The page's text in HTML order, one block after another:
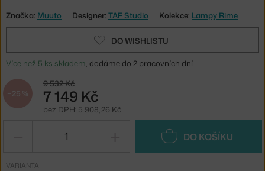
Značka: Muuto Designer: TAF Studio Kolekce: Lampy Rime
DO WISHLISTU
Více než 5 ks skladem, dodáme do 2 pracovních dní
−25 %
9 532 Kč
7 149 Kč
bez DPH: 5 908,26 Kč
DO KOŠÍKU
VARIANTA